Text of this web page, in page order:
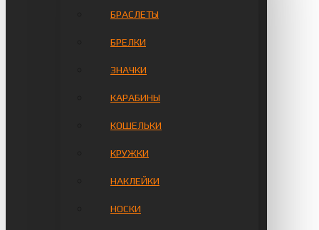
БРАСЛЕТЫ
БРЕЛКИ
ЗНАЧКИ
КАРАБИНЫ
КОШЕЛЬКИ
КРУЖКИ
НАКЛЕЙКИ
НОСКИ